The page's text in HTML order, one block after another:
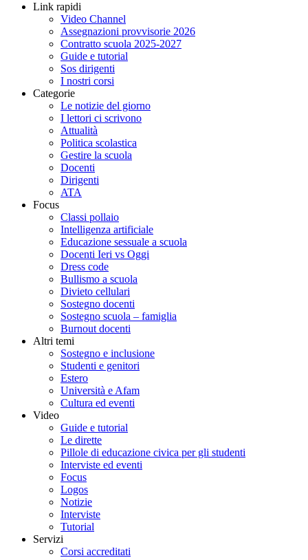
Link rapidi
Video Channel
Assegnazioni provvisorie 2026
Contratto scuola 2025-2027
Guide e tutorial
Sos dirigenti
I nostri corsi
Categorie
Le notizie del giorno
I lettori ci scrivono
Attualità
Politica scolastica
Gestire la scuola
Docenti
Dirigenti
ATA
Focus
Classi pollaio
Intelligenza artificiale
Educazione sessuale a scuola
Docenti Ieri vs Oggi
Dress code
Bullismo a scuola
Divieto cellulari
Sostegno docenti
Sostegno scuola – famiglia
Burnout docenti
Altri temi
Sostegno e inclusione
Studenti e genitori
Estero
Università e Afam
Cultura ed eventi
Video
Guide e tutorial
Le dirette
Pillole di educazione civica per gli studenti
Interviste ed eventi
Focus
Logos
Notizie
Interviste
Tutorial
Servizi
Corsi accreditati